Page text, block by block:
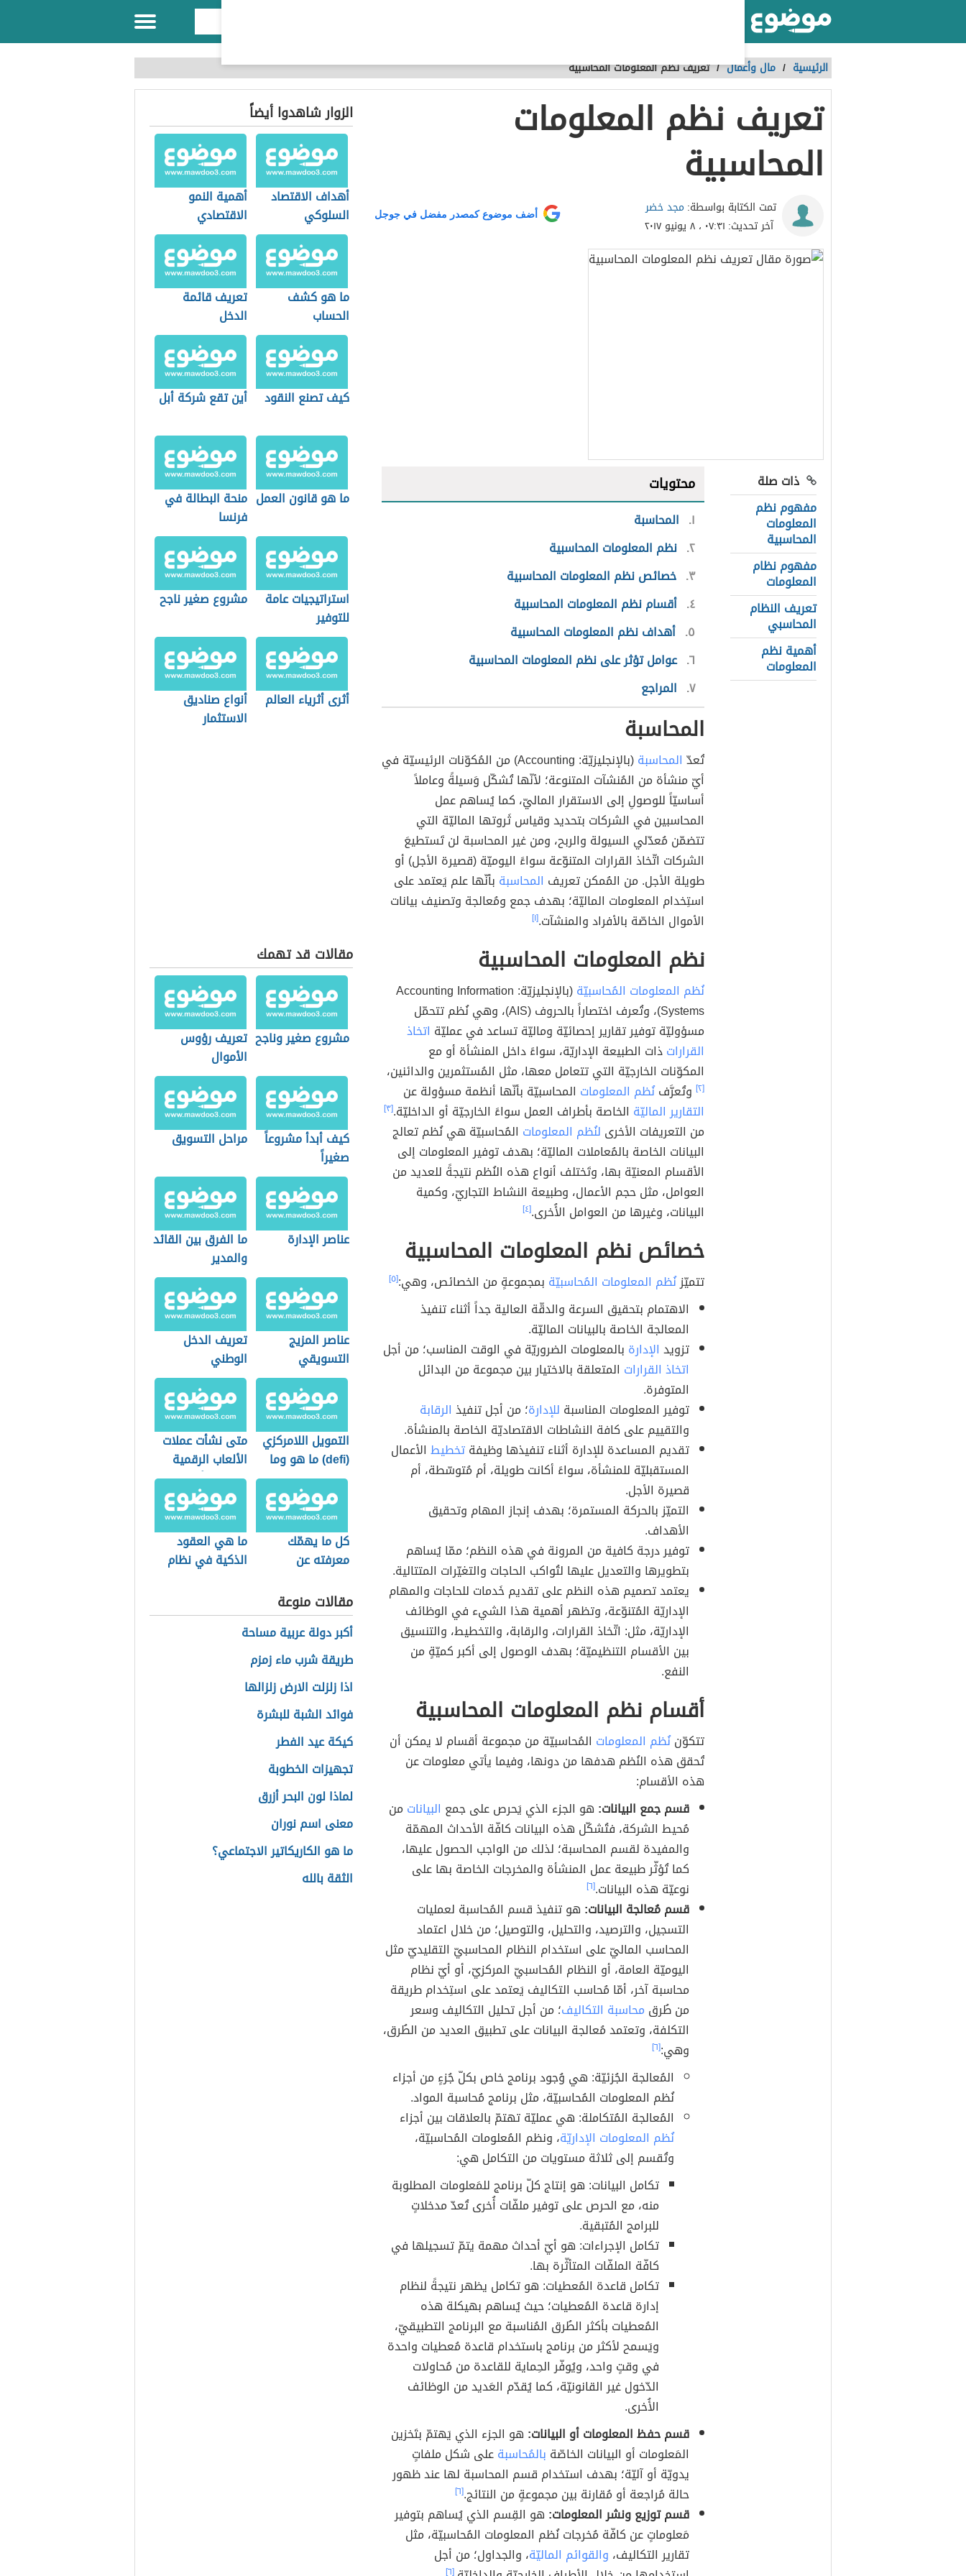
الرئيسية / مال وأعمال /تعريف نظم المعلومات المحاسبية
تعريف نظم المعلومات
المحاسبية
تمت الكتابة بواسطة: مجد خضر
آخر تحديث: ٠٧:٣١ ، ٨ يونيو ٢٠١٧
أضف موضوع كمصدر مفضل في جوجل
ذات صلة
مفهوم نظم
المعلومات
المحاسبية
مفهوم نظام
المعلومات
تعريف النظام
المحاسبي
أهمية نظم
المعلومات
محتويات
١ المحاسبة
٢ نظم المعلومات المحاسبية
٣ خصائص نظم المعلومات المحاسبية
٤ أقسام نظم المعلومات المحاسبية
٥ أهداف نظم المعلومات المحاسبية
٦ عوامل تؤثر على نظم المعلومات المحاسبية
٧ المراجع
المحاسبة
تُعدّ المحاسبة
(بالإنجليزيّة: Accounting) من المُكوّنات الرئيسيّة في
أيّ منشأة من المُنشآت المتنوعة؛ لأنّها تُشكّل وَسيلةً وعاملاً
أساسيّاً للوصولِ إلى الاستقرار الماليّ، كما يُساهم عمل
المحاسبين في الشركات بتحديد وقياس ثَروتها الماليّة التي
تتضمّن مُعدّلي السيولة والربح، ومن غير المحاسبة لن تَستطيعَ
الشركات اتّخاذ القرارات المتنوّعة سواءً اليوميّة (قصيرة الأجل) أو
طويلة الأجل. من المُمكن تعريف المحاسبة بأنّها علم يَعتمد على
استِخدام المعلومات الماليّة؛ بهدف جمع ومُعالجة وتصنيف بيانات
الأموال الخاصّة بالأفراد والمنشآت.[١]
نظم المعلومات المحاسبية
نُظم المعلومات المُحاسبيّة
(بالإنجليزيّة: Accounting Information
Systems)، وتُعرف اختصاراً بالحروف (AIS)، وهي نُظم تتحمّل
مسؤوليّة توفير تقارير إحصائيّة وماليّة تساعد في عمليّة اتخاذ
القراراتذات الطبيعة الإداريّة، سواءً داخل المنشأة أو مع
المكوّنات الخارجيّة التي تتعامل معها، مثل المُستثمرين والدائنين،
[٢] وتُعرَّفنُظم المعلومات المحاسبيّة بأنّها أنظمة مسؤولة عن
التقارير الماليّة الخاصة بأطراف العمل سواءً الخارجيّة أو الداخليّة.[٣]
من التعريفات الأخرى لنُظم المعلومات المُحاسبيّة هي نُظم تعالج
البيانات الخاصة بالمُعاملات الماليّة؛ بهدف توفير المعلومات إلى
الأقسام المعنيّة بها، وتَختلف أنواع هذه النُظم نتيجةً للعديد من
العوامل، مثل حجم الأعمال، وطبيعة النشاط التجاريّ، وكمية
البيانات، وغيرها من العوامل الأُخرى.[٤]
خصائص نظم المعلومات المحاسبية
تتميّزنُظم المعلومات المُحاسبيّة بمجموعةٍ من الخصائص، وهي:[٥]
الاهتمام بتحقيق السرعة والدقّة العالية جداً أثناء تنفيذ
المعالجة الخاصة بالبيانات الماليّة.
تزويد الإدارة بالمعلومات الضروريّة في الوقت المناسب؛ من أجل
اتخاذ القرارات المتعلقة بالاختيار بين مجموعة من البدائل
المتوفرة.
توفير المعلومات المناسبة للإدارة؛ من أجل تنفيذ الرقابة
والتقييم على كافة النشاطات الاقتصاديّة الخاصة بالمنشأة.
تقديم المساعدة للإدارة أثناء تنفيذها وظيفةتخطيط الأعمال
المستقبليّة للمنشأة، سواءً أكانت طويلة، أم مُتوسّطة، أم
قصيرة الأجل.
التميّز بالحركة المستمرة؛ بهدف إنجاز المهام وتحقيق
الأهداف.
توفير درجة كافية من المرونة في هذه النظم؛ ممّا يُساهم
بتطويرها والتعديل عليها لتُواكب الحاجات والتغيّرات المتتالية.
يعتمد تصميم هذه النظم على تقديم خَدمات للحاجات والمهام
الإداريّة المُتنوّعة، وتظهر أهمية هذا الشيء في الوظائف
الإداريّة، مثل: اتّخاذ القرارات، والرقابة، والتخطيط، والتنسيق
بين الأقسام التنظيميّة؛ بهدف الوصول إلى أكبر كميّةٍ من
النفع.
أقسام نظم المعلومات المحاسبية
تتكوّننُظم المعلومات المُحاسبيّة من مجموعة أقسام لا يمكن أن
تُحقق هذه النُظم هدفها من دونها، وفيما يأتي معلومات عن
هذه الأقسام:
قسم جمع البيانات: هو الجزء الذي يَحرص على جمع البيانات من
مُحيط الشركة، فتُشكّل هذه البيانات كافّة الأحداث المهمّة
والمفيدة لقسم المحاسبة؛ لذلك من الواجب الحصول عليها،
كما تُؤثّر طبيعة عمل المنشأة والمخرجات الخاصة بها على
نوعيّة هذه البيانات.[٦]
قسم مُعالجة البيانات: هو تنفيذ قسم المُحاسبة لعمليات
التسجيل، والترصيد، والتحليل، والتوصيل؛ من خلال اعتماد
المحاسب الماليّ على استخدام النظام المحاسبيّ التقليديّ مثل
اليوميّة العامة، أو النظام المُحاسبيّ المركزيّ، أو أيّ نظام
محاسبة آخر، أمّا مُحاسب التكاليف يَعتمد على استِخدام طريقة
من طُرق محاسبة التكاليف؛ من أجل تحليل التكاليف وسعر
التكلفة، وتعتمد مُعالجة البيانات على تطبيق العديد من الطُرق،
وهي:[٦]
المُعالجة الجُزئيّة: هي وُجود برنامج خاص بكلّ جُزءٍ من أجزاء
نُظم المعلومات المُحاسبيّة، مثل برنامج مُحاسبة المواد.
المُعالجة المُتكاملة: هي عمليّة تهتمّ بالعلاقات بين أجزاء
نُظم المعلومات الإداريّة، ونظم المُعلومات المُحاسبيّة،
وتُقسم إلى ثلاثة مستويات من التكامل هي:
تكامل البيانات: هو إنتاج كلّ برنامج للمَعلومات المطلوبة
منه، مع الحرص على توفير ملفّات أُخرى تُعدّ مدخلاتٍ
للبرامج المُتبقية.
تكامل الإجراءات: هو أيّ أحداث مهمة يتمّ تسجيلها في
كافّة الملفّات المتأثّرة بها.
تكامل قاعدة المُعطيات: هو تكامل يظهر نتيجةً لنظام
إدارة قاعدة المُعطيات؛ حيث يُساهم بهيكلة هذه
المُعطيات بأكثر الطُرق المُناسبة مع البرنامج التطبيقيّ،
ويَسمح لأكثر من برنامج باستخدام قاعدة مُعطيات واحدة
في وقتٍ واحد، ويُوفّر الحِماية للقاعدة من مُحاولات
الدّخول غير القانونيّة، كما يُقدّم العَديد من الوظائف
الأُخرى.
قسم حفظ المعلومات أو البيانات: هو الجزء الذي يَهتمّ بتَخزين
المَعلومات أو البيانات الخاصّة بالمُحاسبةعلى شكل ملفاتٍ
يدويّة أو آليّة؛ بهدف استخدام قسم المحاسبة لها عند ظهور
حالة مُراجعة أو مُقارنة بين مجموعةٍ من النتائج.[٦]
قسم توزيع ونشر المعلومات: هو القِسم الذي يُساهم بتوفير
مَعلوماتٍ عن كافّة مُخرجات نُظم المعلومات المُحاسبيّة، مثل
تقارير التكاليف، والقوائم الماليّة، والجداول؛ من أجل
[٦]
الزوار شاهدوا أيضاً
أهداف الاقتصاد
السلوكي
أهمية النمو
الاقتصادي
ما هو كشف
الحساب
تعريف قائمة
الدخل
كيف تصنع النقود أين تقع شركة أبل
ما هو قانون العمل منحة البطالة في
فرنسا
استراتيجيات عامة
للتوفير
مشروع صغير ناجح
أثرى أثرياء العالم
أنواع صناديق
الاستثمار
مقالات قد تهمك
مشروع صغير وناجح تعريف رؤوس
الأموال
كيف أبدأ مشروعاً
صغيراً
مراحل التسويق
عناصر الإدارة
ما الفرق بين القائد
والمدير
عناصر المزيج
التسويقي
تعريف الدخل
الوطني
التمويل اللامركزي
(defi) ما هو وما
استخداماته؟
متى نشأت عملات
الألعاب الرقمية
وما هي أبرز
أنواعها؟
كل ما يهمّك
معرفته عن
المستقرة
ما هي العقود
الذكية في نظام
الرقمية
مقالات منوعة
أكبر دولة عربية مساحة
طريقة شرب ماء زمزم
اذا زلزلت الارض زلزالها
فوائد الشبة للبشرة
كيكة عيد الفطر
تجهيزات الخطوبة
لماذا لون البحر أزرق
معنى اسم نوران
ما هو الكاريكاتير الاجتماعي؟
الثقة بالله